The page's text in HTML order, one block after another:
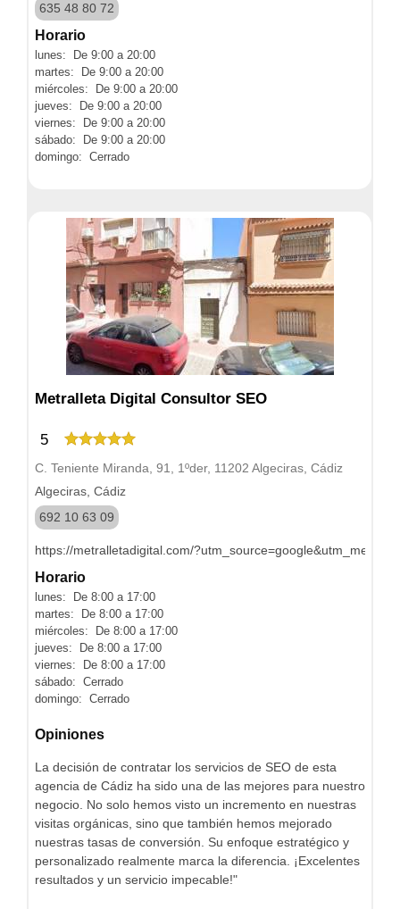
635 48 80 72
Horario
lunes: De 9:00 a 20:00
martes: De 9:00 a 20:00
miércoles: De 9:00 a 20:00
jueves: De 9:00 a 20:00
viernes: De 9:00 a 20:00
sábado: De 9:00 a 20:00
domingo: Cerrado
Metralleta Digital Consultor SEO
5
C. Teniente Miranda, 91, 1ºder, 11202 Algeciras, Cádiz
Algeciras, Cádiz
692 10 63 09
https://metralletadigital.com/
Horario
lunes: De 8:00 a 17:00
martes: De 8:00 a 17:00
miércoles: De 8:00 a 17:00
jueves: De 8:00 a 17:00
viernes: De 8:00 a 17:00
sábado: Cerrado
domingo: Cerrado
Opiniones
La decisión de contratar los servicios de SEO de esta
agencia de Cádiz ha sido una de las mejores para nuestro
negocio. No solo hemos visto un incremento en nuestras
visitas orgánicas, sino que también hemos mejorado
nuestras tasas de conversión. Su enfoque estratégico y
personalizado realmente marca la diferencia. ¡Excelentes
resultados y un servicio impecable!"